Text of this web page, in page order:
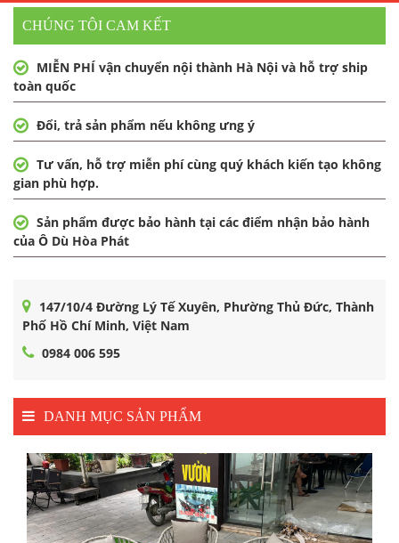
CHÚNG TÔI CAM KẾT
MIỄN PHÍ vận chuyển nội thành Hà Nội và hỗ trợ ship
toàn quốc
Đổi, trả sản phẩm nếu không ưng ý
Tư vấn, hỗ trợ miễn phí cùng quý khách kiến tạo không
gian phù hợp.
Sản phẩm được bảo hành tại các điểm nhận bảo hành
của Ô Dù Hòa Phát
147/10/4 Đường Lý Tế Xuyên, Phường Thủ Đức, Thành
Phố Hồ Chí Minh, Việt Nam
0984 006 595
DANH MỤC SẢN PHẨM